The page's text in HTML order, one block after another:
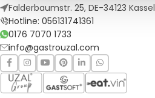
Falderbaumstr. 25, DE-34123
Hotline: 056131741361
0176 7070 1733
info@gastrouzal.com